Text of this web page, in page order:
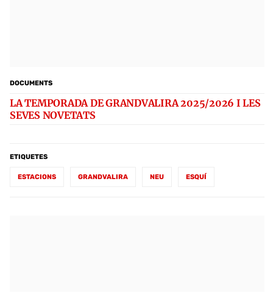
DOCUMENTS
LA TEMPORADA DE GRANDVALIRA 2025/2026 I LES
SEVES NOVETATS
ETIQUETES
ESTACIONS GRANDVALIRA NEU ESQUÍ